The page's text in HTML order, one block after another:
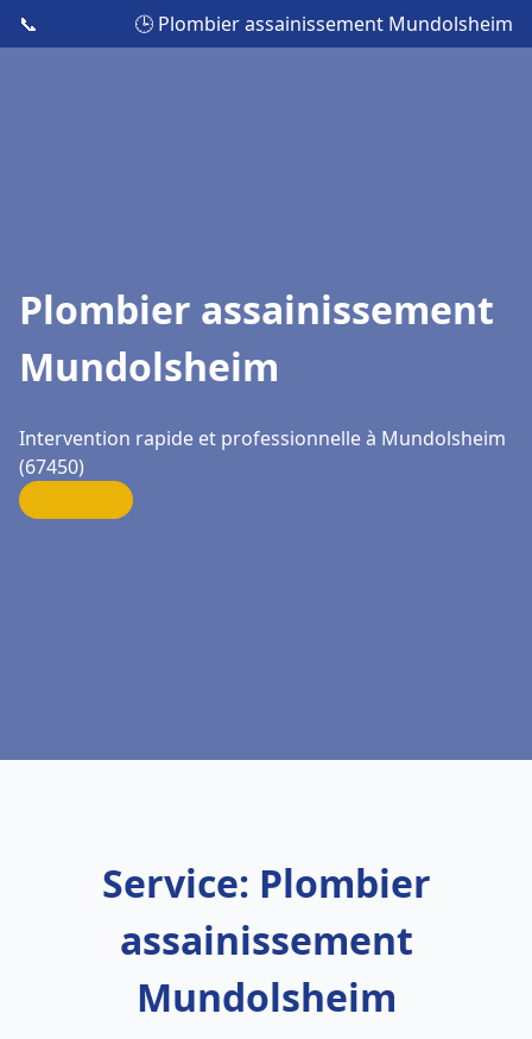
📞 🕒 Plombier assainissement Mundolsheim
Plombier assainissement
Mundolsheim
Intervention rapide et professionnelle à Mundolsheim
(67450)
Service: Plombier
assainissement
Mundolsheim